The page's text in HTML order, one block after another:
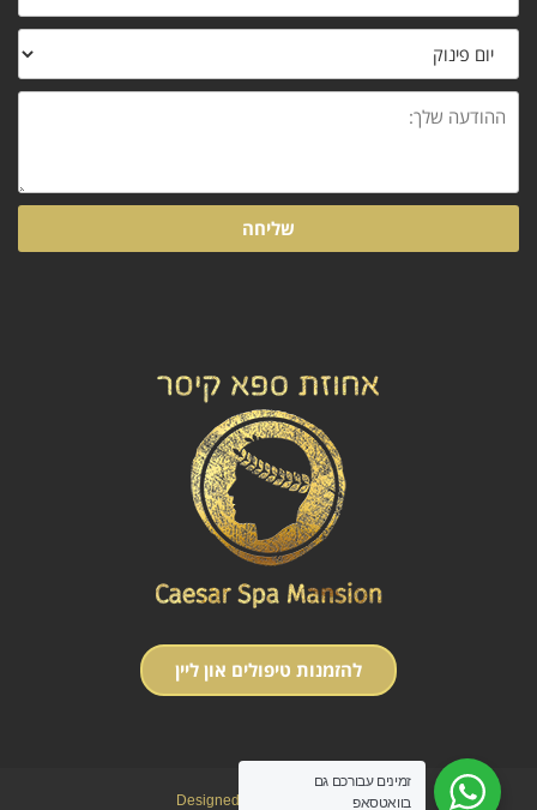
נושא
ההודעה
שלך:
שליחה
להזמנות טיפולים און ליין
Designed with Love Berliner
זמינים עבורכם גם
בוואטסאפ